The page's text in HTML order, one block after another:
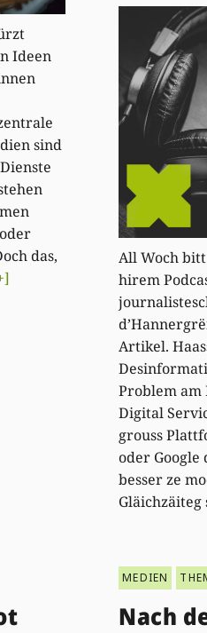
Ideen
sind
das,
All Woch
hirem
Artikel.
Problem
Digital
grouss
oder Google
besser ze
MEDIEN
Nach